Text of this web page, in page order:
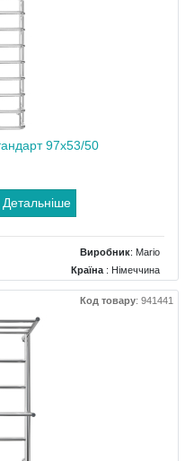
97x53/50
Детальніше
Виробник: Mario
Країна : Німеччина
Колір: Хром
Розміри: 530x172x970
Тип: Під центральне опалення
Код товару: 941441